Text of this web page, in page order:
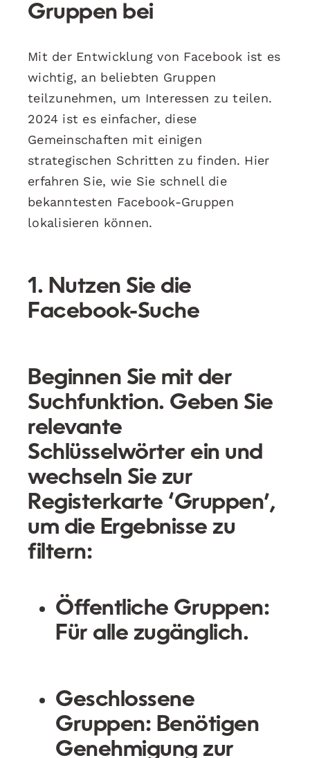
Gruppen bei
Mit der Entwicklung von Facebook ist es
wichtig, an beliebten Gruppen
teilzunehmen, um Interessen zu teilen.
2024 ist es einfacher, diese
Gemeinschaften mit einigen
strategischen Schritten zu finden. Hier
erfahren Sie, wie Sie schnell die
bekanntesten Facebook-Gruppen
lokalisieren können.
1. Nutzen Sie die
Facebook-Suche
Beginnen Sie mit der
Suchfunktion. Geben Sie
relevante
Schlüsselwörter ein und
wechseln Sie zur
Registerkarte ‘Gruppen’,
um die Ergebnisse zu
filtern:
Öffentliche Gruppen:
Für alle zugänglich.
Geschlossene
Gruppen: Benötigen
Genehmigung zur